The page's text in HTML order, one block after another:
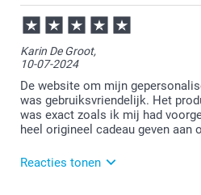
19-08-2024
10:58
Wat fijn dat je blij bent
wensen je er heel veel
12:54
Oo ik had nog een
kussen maar dat ging niet
Kan je die verwijderen ?
Karin De Groot,
10-07-2024
De website om mijn
was gebruiksvriendelijk. Het
was exact zoals ik mij had
heel origineel cadeau geven aan
Reacties tonen